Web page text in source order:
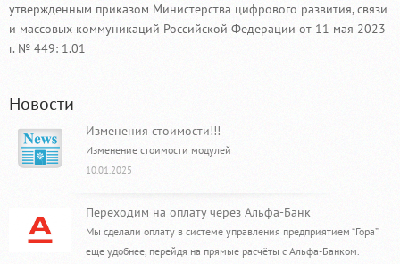
утвержденным приказом Министерства цифрового развития, связи
и массовых коммуникаций Российской Федерации от 11 мая 2023
г. № 449: 1.01
Новости
Изменения стоимости!!!
Изменение стоимости модулей
10.01.2025
Переходим на оплату через Альфа-Банк
Мы сделали оплату в системе управления предприятием “Гора”
еще удобнее, перейдя на прямые расчёты с Альфа-Банком.